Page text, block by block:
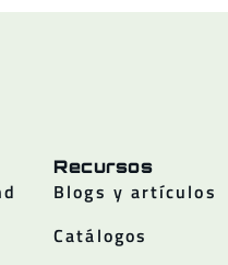
Recursos
Blogs y artículos
Catálogos